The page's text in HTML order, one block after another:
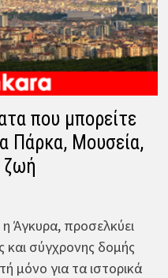
που μπορείτε
Πάρκα, Μουσεία,
ζωή
Άγκυρα, προσελκύει
και σύγχρονης δομής
μόνο για τα ιστορικά